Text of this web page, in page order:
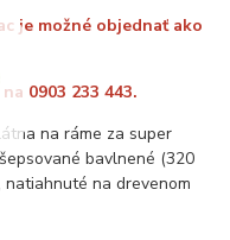
je možné objednať ako
0903 233 443.
na ráme za super
bavlnené (320
na drevenom